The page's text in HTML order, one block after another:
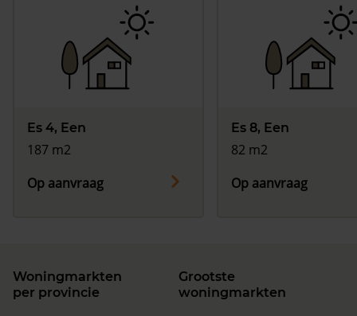
Es 4, Een
187 m2
Op aanvraag
Es 8, Een
82 m2
Op aanvraag
Woningmarkten
per provincie
Grootste
woningmarkten